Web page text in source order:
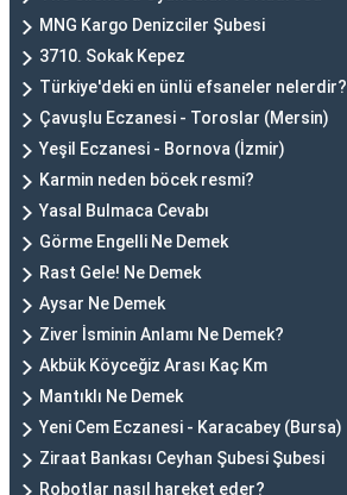
MNG Kargo Denizciler Şubesi
3710. Sokak Kepez
Türkiye'deki en ünlü efsaneler nelerdir?
Çavuşlu Eczanesi - Toroslar (Mersin)
Yeşil Eczanesi - Bornova (İzmir)
Karmin neden böcek resmi?
Yasal Bulmaca Cevabı
Görme Engelli Ne Demek
Rast Gele! Ne Demek
Aysar Ne Demek
Ziver İsminin Anlamı Ne Demek?
Akbük Köyceğiz Arası Kaç Km
Mantıklı Ne Demek
Yeni Cem Eczanesi - Karacabey (Bursa)
Ziraat Bankası Ceyhan Şubesi Şubesi
Robotlar nasıl hareket eder?